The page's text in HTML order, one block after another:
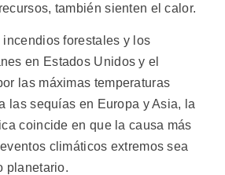
también sienten el calor.
forestales y los
en Estados Unidos y el
las máximas temperaturas
las sequías en Europa y Asia, la
coincide en que la causa más
climáticos extremos sea
planetario.